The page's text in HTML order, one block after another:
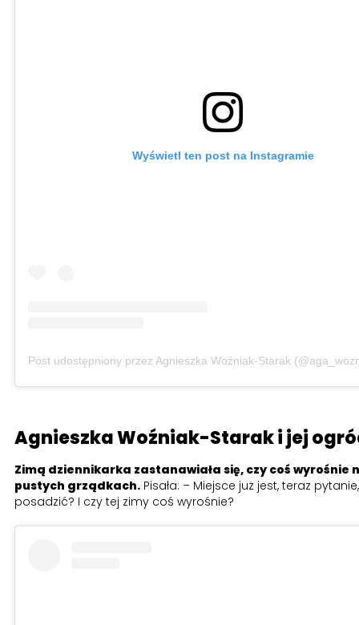
Wyświetl ten post na Instagramie
Post udostępniony przez Agnieszka Woźniak-Starak
Agnieszka Woźniak-Starak i jej
Zimą dziennikarka zastanawiała się, czy coś wyrośnie
pustych grządkach. Pisała: – Miejsce już jest, teraz
posadzić? I czy tej zimy coś wyrośnie?